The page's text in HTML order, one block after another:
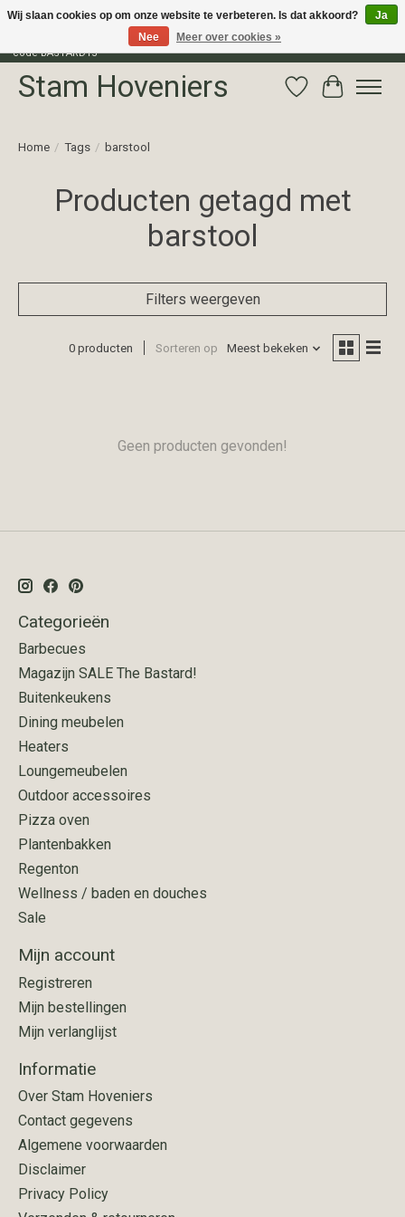
Profiteer van 15% korting op het gehele assortiment van The Bastard met
code BASTARD15
Stam Hoveniers Verlanglijst
Home / Tags / barstool
Producten getagd met
barstool
Filters weergeven
0 producten Sorteren op Meest bekeken
Geen producten gevonden!
Categorieën
Barbecues
Magazijn SALE The Bastard!
Buitenkeukens
Dining meubelen
Heaters
Loungemeubelen
Outdoor accessoires
Pizza oven
Plantenbakken
Regenton
Wellness / baden en douches
Sale
Mijn account
Registreren
Mijn bestellingen
Mijn verlanglijst
Informatie
Over Stam Hoveniers
Contact gegevens
Algemene voorwaarden
Disclaimer
Privacy Policy
Wij slaan cookies op om onze website te verbeteren. Is dat akkoord?
Ja
Nee
Meer over cookies »